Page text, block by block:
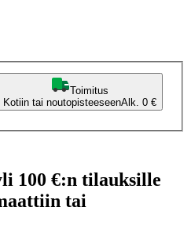
Toimitus
Kotiin tai noutopisteeseenAlk. 0 €
100 €:n tilauksille
tai